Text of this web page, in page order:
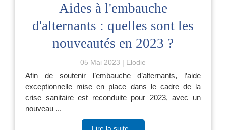
Aides à l'embauche
d'alternants : quelles sont les
nouveautés en 2023 ?
05 Mai 2023 Elodie
Afin de soutenir l’embauche d’alternants, l’aide
exceptionnelle mise en place dans le cadre de la
crise sanitaire est reconduite pour 2023, avec un
nouveau ...